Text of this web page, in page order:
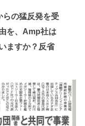
の猛反発を受
を、Amp社は
ますか？反省